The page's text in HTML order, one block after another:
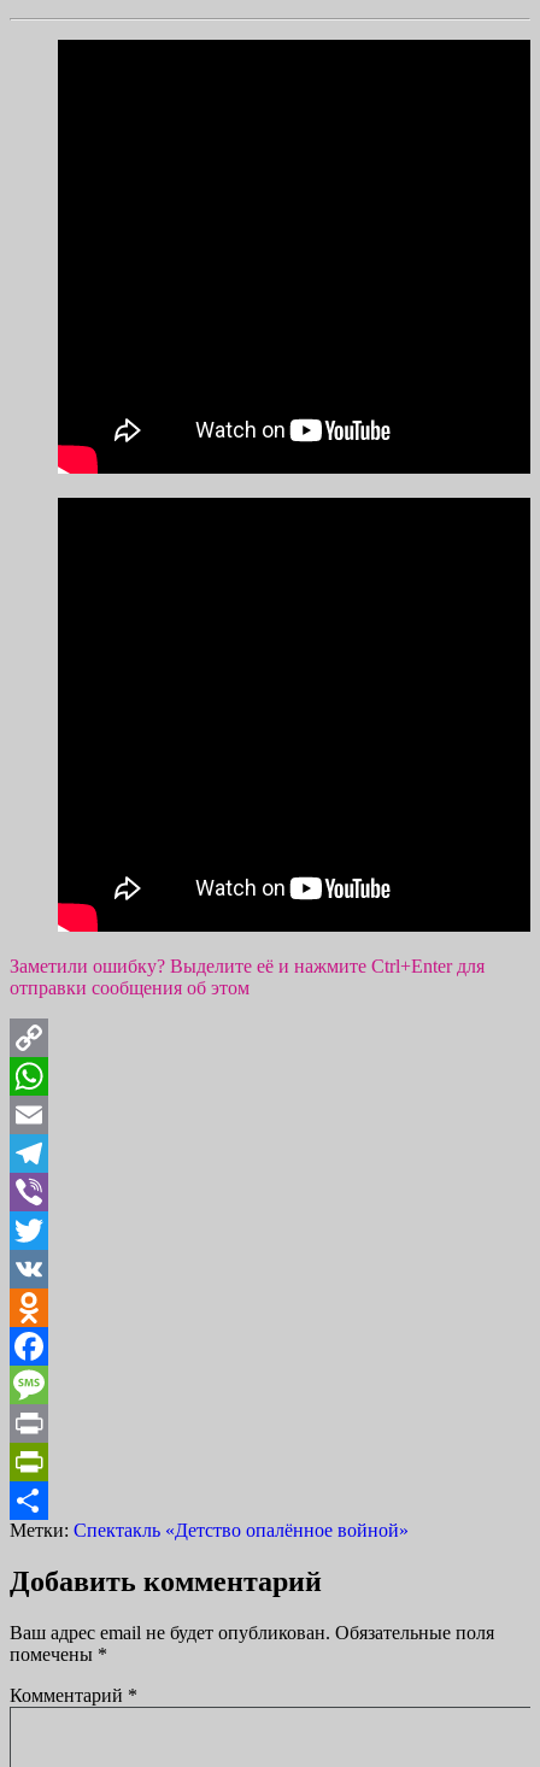
Заметили ошибку? Выделите её и нажмите Ctrl+Enter для
отправки сообщения об этом
Copy
Link
WhatsApp
Email
Telegram
Viber
Twitter
VK
Odnoklassniki
Facebook
Message
Print
PrintFriendly
Отправить
Метки: Спектакль «Детство опалённое войной»
Добавить комментарий
Ваш адрес email не будет опубликован. Обязательные поля
помечены *
Комментарий *